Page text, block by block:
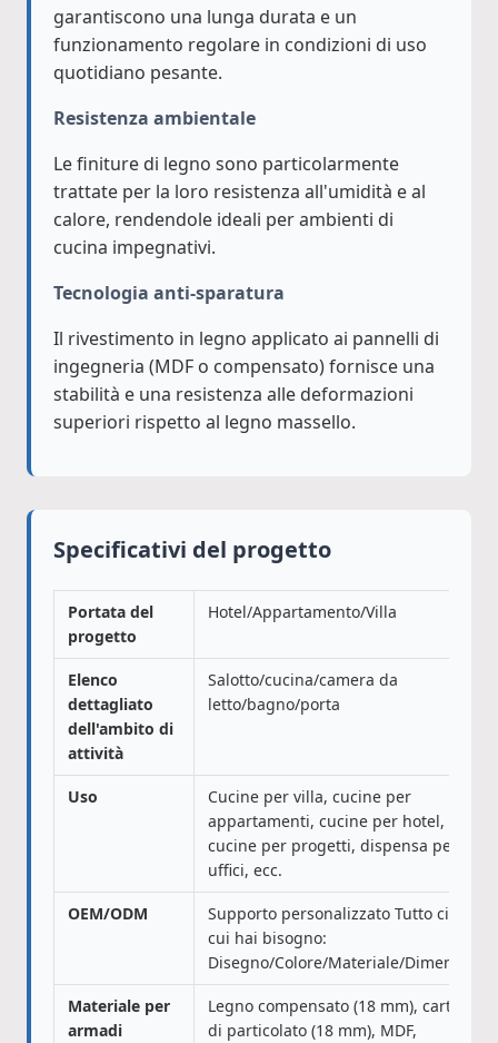
garantiscono una lunga durata e un
funzionamento regolare in condizioni di uso
quotidiano pesante.
Resistenza ambientale
Le finiture di legno sono particolarmente
trattate per la loro resistenza all'umidità e al
calore, rendendole ideali per ambienti di
cucina impegnativi.
Tecnologia anti-sparatura
Il rivestimento in legno applicato ai pannelli di
ingegneria (MDF o compensato) fornisce una
stabilità e una resistenza alle deformazioni
superiori rispetto al legno massello.
Specificativi del progetto
Portata del
progetto
Hotel/Appartamento/Villa
Elenco
dettagliato
dell'ambito di
attività
Salotto/cucina/camera da
letto/bagno/porta
Uso
Cucine per villa, cucine per
appartamenti, cucine per hotel,
cucine per progetti, dispensa per
uffici, ecc.
OEM/ODM
Supporto personalizzato Tutto ciò di
cui hai bisogno:
Disegno/Colore/Materiale/Dimensione
Materiale per
armadi
Legno compensato (18 mm), cartone
di particolato (18 mm), MDF,